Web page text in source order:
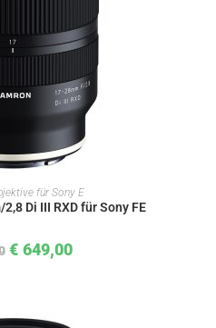
für Sony E
Di III RXD für Sony FE
€ 649,00